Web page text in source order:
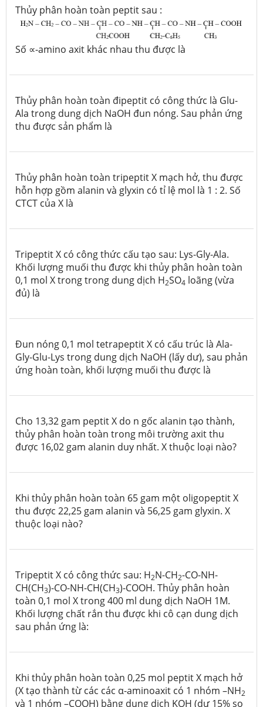
Thủy phân hoàn toàn peptit sau :
Số ∝-amino axit khác nhau thu được là
Thủy phân hoàn toàn đipeptit có công thức là Glu-
Ala trong dung dịch NaOH đun nóng. Sau phản ứng
thu được sản phẩm là
Thủy phân hoàn toàn tripeptit X mạch hở, thu được
hỗn hợp gồm alanin và glyxin có tỉ lệ mol là 1 : 2. Số
CTCT của X là
Tripeptit X có công thức cấu tạo sau: Lys-Gly-Ala.
Khối lượng muối thu được khi thủy phân hoàn toàn
0,1 mol X trong trong dung dịch H2SO4 loãng (vừa
đủ) là
Đun nóng 0,1 mol tetrapeptit X có cấu trúc là Ala-
Gly-Glu-Lys trong dung dịch NaOH (lấy dư), sau phản
ứng hoàn toàn, khối lượng muối thu được là
Cho 13,32 gam peptit X do n gốc alanin tạo thành,
thủy phân hoàn toàn trong môi trường axit thu
được 16,02 gam alanin duy nhất. X thuộc loại nào?
Khi thủy phân hoàn toàn 65 gam một oligopeptit X
thu được 22,25 gam alanin và 56,25 gam glyxin. X
thuộc loại nào?
Tripeptit X có công thức sau: H2N-CH2-CO-NH-
CH(CH3)-CO-NH-CH(CH3)-COOH. Thủy phân hoàn
toàn 0,1 mol X trong 400 ml dung dịch NaOH 1M.
Khối lượng chất rắn thu được khi cô cạn dung dịch
sau phản ứng là:
Khi thủy phân hoàn toàn 0,25 mol peptit X mạch hở
(X tạo thành từ các các α-aminoaxit có 1 nhóm –NH2
và 1 nhóm –COOH) bằng dung dịch KOH (dư 15% so